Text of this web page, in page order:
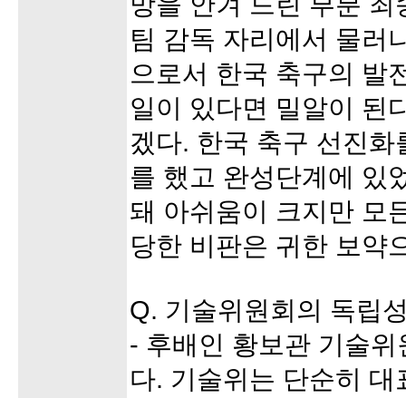
팀 감독 자리에서 물러
으로서 한국 축구의 발
일이 있다면 밀알이 된
겠다. 한국 축구 선진
를 했고 완성단계에 있
돼 아쉬움이 크지만 모
당한 비판은 귀한 보약
Q. 기술위원회의 독립
- 후배인 황보관 기술
다. 기술위는 단순히